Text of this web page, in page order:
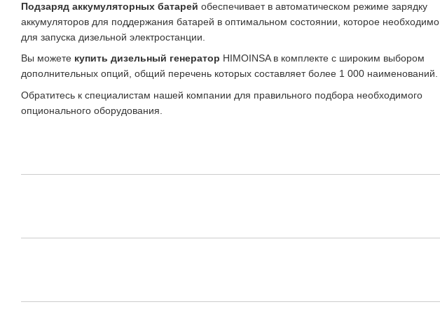
Подзаряд аккумуляторных батарей обеспечивает в автоматическом режиме зарядку
аккумуляторов для поддержания батарей в оптимальном состоянии, которое необходимо
для запуска дизельной электростанции.
Вы можете купить дизельный генератор HIMOINSA в комплекте с широким выбором
дополнительных опций, общий перечень которых составляет более 1 000 наименований.
Обратитесь к специалистам нашей компании для правильного подбора необходимого
опционального оборудования.